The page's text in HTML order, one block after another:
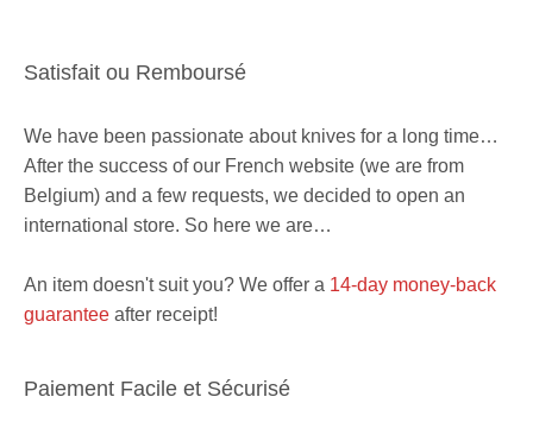
Satisfait ou Remboursé
We have been passionate about knives for a long time…
After the success of our French website (we are from
Belgium) and a few requests, we decided to open an
international store. So here we are…
An item doesn't suit you? We offer a 14-day money-back
guarantee after receipt!
Paiement Facile et Sécurisé